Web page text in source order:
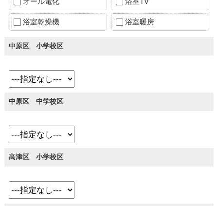
浴室乾燥機 浴室暖房
中原区 小学校区
中原区 中学校区
高津区 小学校区